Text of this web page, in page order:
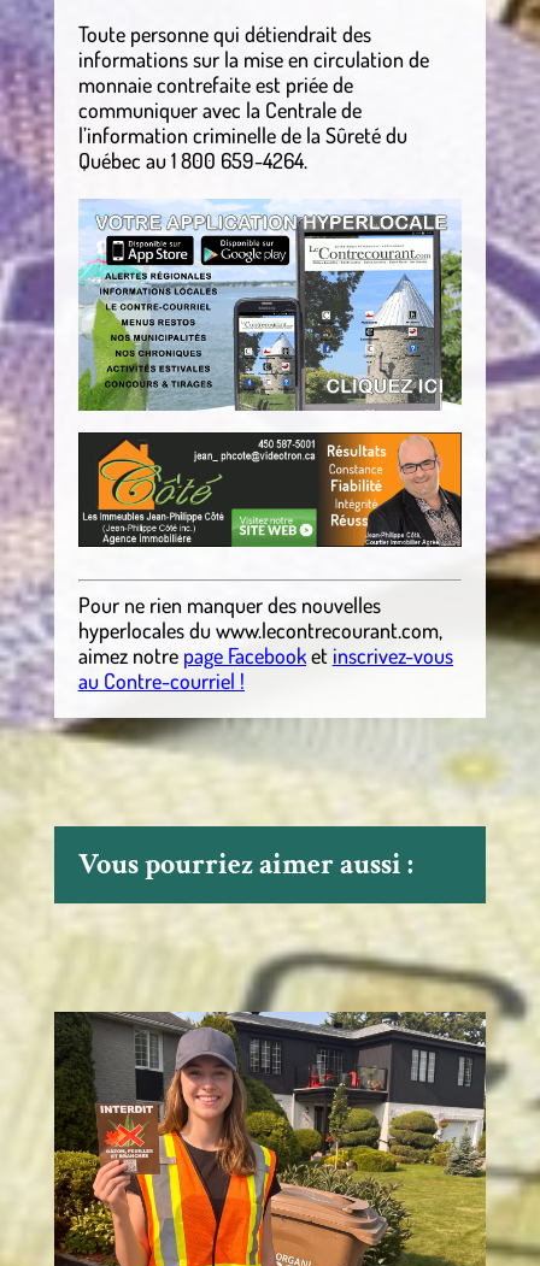
Toute personne qui détiendrait des
informations sur la mise en circulation de
monnaie contrefaite est priée de
communiquer avec la Centrale de
l’information criminelle de la Sûreté du
Québec au 1 800 659-4264.
Pour ne rien manquer des nouvelles
hyperlocalesdu www.lecontrecourant.com,
aimez notre page Facebooket inscrivez-vous
au Contre-courriel !
Vous pourriez aimer aussi :